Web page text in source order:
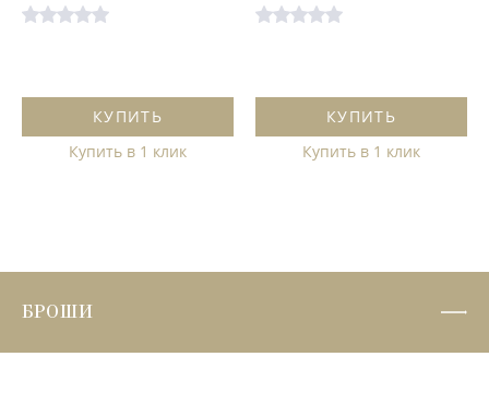
КУПИТЬ
Купить в 1 клик
КУПИТЬ
Купить в 1 клик
БРОШИ